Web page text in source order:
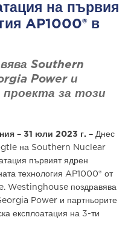
на първия
AP1000® в
Southern
Power и
проекта за този
– 31 юли 2023 г. – Днес
на Southern Nuclear
първият ядрен
технология AP1000® от
Westinghouse поздравява
Power и партньорите
експлоатация на 3-ти